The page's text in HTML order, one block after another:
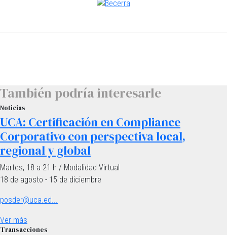
También podría interesarle
Noticias
UCA: Certificación en Compliance
Corporativo con perspectiva local,
regional y global
Martes, 18 a 21 h / Modalidad Virtual
18 de agosto - 15 de diciembre
posder@uca.ed...
Ver más
Transacciones